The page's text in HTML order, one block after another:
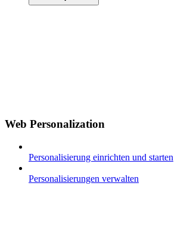
Web Personalization
Personalisierung einrichten und starten
Personalisierungen verwalten